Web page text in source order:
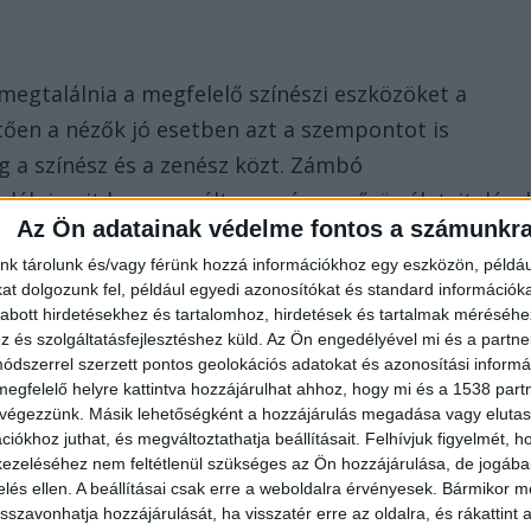
Az Ön adatainak védelme fontos a
tárolunk és/vagy férünk hozzá információkhoz egy eszközön,
dolgozunk fel, például egyedi azonosítókat és standard
hirdetésekhez és tartalomhoz, hirdetések és tartalmak
és szolgáltatásfejlesztéshez küld. Az Ön engedélyével mi és a
szerzett pontos geolokációs adatokat és azonosítási
helyre kattintva hozzájárulhat ahhoz, hogy mi és a 1538
Másik lehetőségként a hozzájárulás megadása vagy
juthat, és megváltoztathatja beállításait. Felhívjuk figyelmét,
nem feltétlenül szükséges az Ön hozzájárulása, de
ellen. A beállításai csak erre a weboldalra érvényesek. Bármikor
hozzájárulását, ha visszatér erre az oldalra, és rákattint
a megfelelő színészi eszközöket a
a nézők jó esetben azt a szempontot is
színész és a zenész közt. Zámbó
mit kompenzált a zenész a zűrös
jutottam, valamiféle kielégíthetetlen
hajszolására.”
el a Zámbó család tetszését. „Egyetlen
az elején feltüntették, hogy hazugságokon